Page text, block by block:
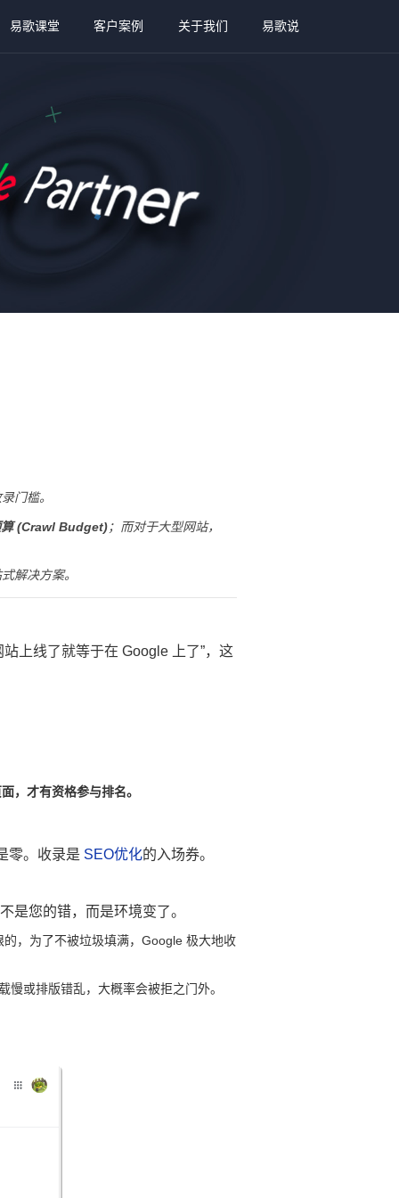
易歌课堂 客户案例 关于我们 易歌说
门槛。
算 (Crawl Budget)；而对于大型网站，
解决方案。
上线了就等于在 Google 上了”，这
，才有资格参与排名。
零。收录是 SEO优化的入场券。
是您的错，而是环境变了。
，为了不被垃圾填满，Google 极大地收
或排版错乱，大概率会被拒之门外。